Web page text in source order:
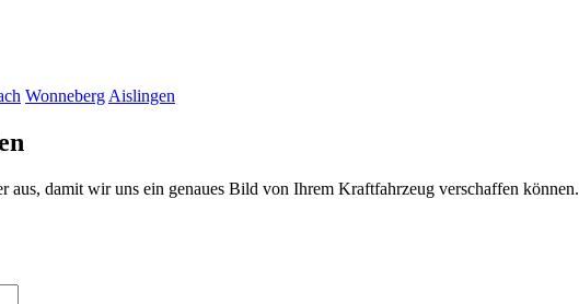
Wonneberg Aislingen
aus, damit wir uns ein genaues Bild von Ihrem Kraftfahrzeug verschaffen können.